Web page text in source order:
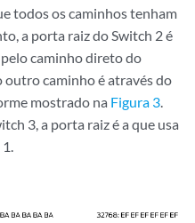
todos os caminhos tenham
a porta raiz do Switch 2 é
caminho direto do
outro caminho é através do
mostrado na Figura 3
3, a porta raiz é a que usa